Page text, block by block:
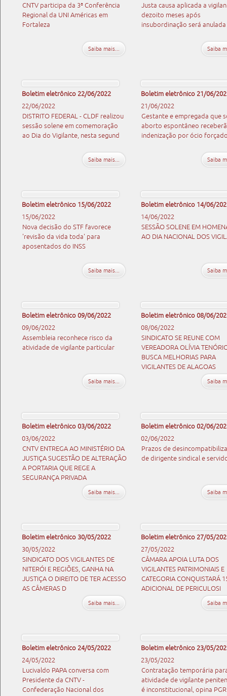
CNTV participa da 3ª Conferência
Regional da UNI Américas em
Fortaleza
Saiba mais...
Justa causa aplicada a
dezoito meses após
insubordinação será anulada
Saiba
Boletim eletrônico 22/06/2022
22/06/2022
DISTRITO FEDERAL - CLDF realizou
sessão solene em comemoração
ao Dia do Vigilante, nesta segund
Saiba mais...
Boletim eletrônico 21/06/
21/06/2022
Gestante e empregada que
aborto espontâneo
indenização por ócio
Saiba
Boletim eletrônico 15/06/2022
15/06/2022
Nova decisão do STF favorece
'revisão da vida toda' para
aposentados do INSS
Saiba mais...
Boletim eletrônico 14/06/
14/06/2022
SESSÃO SOLENE EM
AO DIA NACIONAL DOS
Saiba
Boletim eletrônico 09/06/2022
09/06/2022
Assembleia reconhece risco da
atividade de vigilante particular
Saiba mais...
Boletim eletrônico 08/06/
08/06/2022
SINDICATO SE REUNE COM
VEREADORA OLÍVIA
BUSCA MELHORIAS PARA
VIGILANTES DE ALAGOAS
Saiba
Boletim eletrônico 03/06/2022
03/06/2022
CNTV ENTREGA AO MINISTÉRIO DA
JUSTIÇA SUGESTÃO DE ALTERAÇÃO
A PORTARIA QUE REGE A
SEGURANÇA PRIVADA
Saiba mais...
Boletim eletrônico 02/06/
02/06/2022
Prazos de
de dirigente sindical e
Saiba
Boletim eletrônico 30/05/2022
30/05/2022
SINDICATO DOS VIGILANTES DE
NITERÓI E REGIÕES, GANHA NA
JUSTIÇA O DIREITO DE TER ACESSO
AS CÂMERAS D
Saiba mais...
Boletim eletrônico 27/05/
27/05/2022
CÂMARA APOIA LUTA DOS
VIGILANTES PATRIMONIAIS E
CATEGORIA CONQUISTARÁ
ADICIONAL DE PERICULOSI
Saiba
Boletim eletrônico 24/05/2022
24/05/2022
Lucivaldo PAPA conversa com
Presidente da CNTV -
Confederação Nacional dos
Boletim eletrônico 23/05/
23/05/2022
Contratação temporária
atividade de vigilante
é inconstitucional, opina PGR